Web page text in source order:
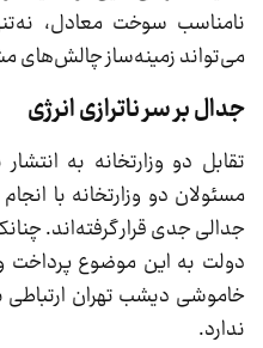
نامناسب سوخت معادل،
می‌تواند زمینه‌ساز چالش‌های
جدال بر سر ناترازی انرژی
تقابل دو وزارتخانه به
مسئولان دو وزارتخانه با
جدالی جدی قرار گرفته‌اند.
دولت به این موضوع پرداخت و
خاموشی دیشب تهران
ندارد.